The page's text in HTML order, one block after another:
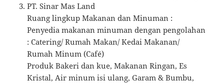
PT. Sinar Mas Land
Ruang lingkup Makanan dan Minuman :
Penyedia makanan minuman dengan pengolahan
: Catering/ Rumah Makan/ Kedai Makanan/
Rumah Minum (Café)
Produk Bakeri dan kue, Makanan Ringan, Es
Kristal, Air minum isi ulang, Garam & Bumbu,